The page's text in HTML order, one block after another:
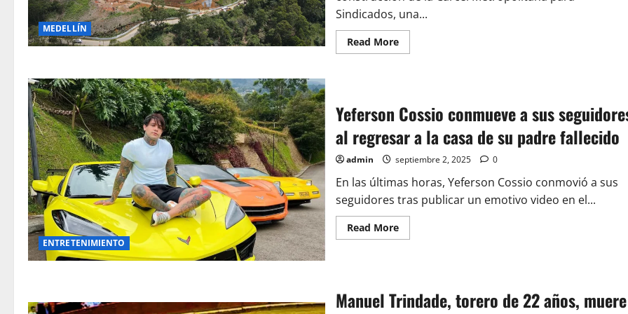
el
adiós
en
Milán
MEDELLÍN
Sindicados, una...
Read MoreRead
more
la
Cárcel
Metropolitana
para
Sindicados
con
enfoque
en
dignidad
y
resocialización
ENTRETENIMIENTO
Yeferson Cossio conmueve a sus
al regresar a la casa de su padre fallecido
admin septiembre 2, 2025 0
En las últimas horas, Yeferson Cossio conmovió a sus
seguidores tras publicar un emotivo video en el...
Read MoreRead
more
sus
seguidores
Manuel Trindade, torero de 22 años, muere